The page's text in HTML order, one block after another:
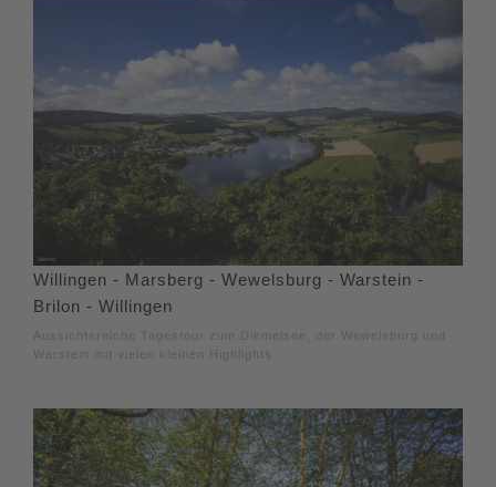
Willingen - Marsberg - Wewelsburg - Warstein -
Brilon - Willingen
Aussichtsreiche Tagestour zum Diemelsee, der Wewelsburg und
Warstein mit vielen kleinen Highlights